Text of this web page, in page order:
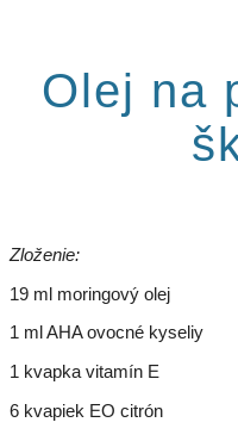
Olej na
Zloženie:
19 ml moringový olej
1 ml AHA ovocné kyseliy
1 kvapka vitamín E
6 kvapiek EO citrón